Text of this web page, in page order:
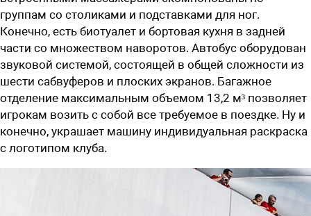
группам со столиками и подставками для ног.
Конечно, есть биотуалет и бортовая кухня в задней
части со множеством наворотов. Автобус оборудован
звуковой системой, состоящей в общей сложности из
шести сабвуферов и плоских экранов. Багажное
отделение максимальным объемом 13,2 м³ позволяет
игрокам возить с собой все требуемое в поездке. Ну и
конечно, украшает машину индивидуальная раскраска
с логотипом клуба.